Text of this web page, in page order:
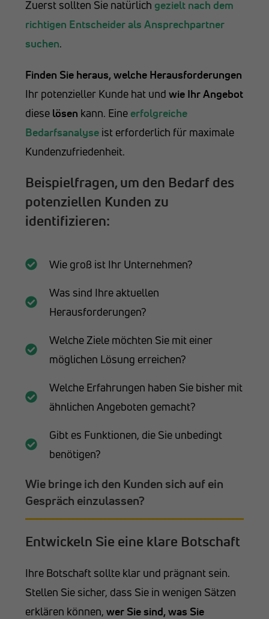
Zuerst sollten Sie natürlich gezielt nach dem
richtigen Entscheider als Ansprechpartner
suchen.
Finden Sie heraus, welche Herausforderungen
Ihr potenzieller Kunde hat undwie Ihr Angebot
diese lösen kann. Eine erfolgreiche
Bedarfsanalyse ist erforderlich für maximale
Kundenzufriedenheit.
Beispielfragen, um den Bedarf des
potenziellen Kunden zu
identifizieren:
Wie groß ist Ihr Unternehmen?
Was sind Ihre aktuellen
Herausforderungen?
Welche Ziele möchten Sie mit einer
möglichen Lösung erreichen?
Welche Erfahrungen haben Sie bisher mit
ähnlichen Angeboten gemacht?
Gibt es Funktionen, die Sie unbedingt
benötigen?
Wie bringe ich den Kunden sich auf ein
Gespräch einzulassen?
Entwickeln Sie eine klare Botschaft
Ihre Botschaft sollte klar und prägnant sein.
Stellen Sie sicher, dass Sie in wenigen Sätzen
erklären können,wer Sie sind, was Sie